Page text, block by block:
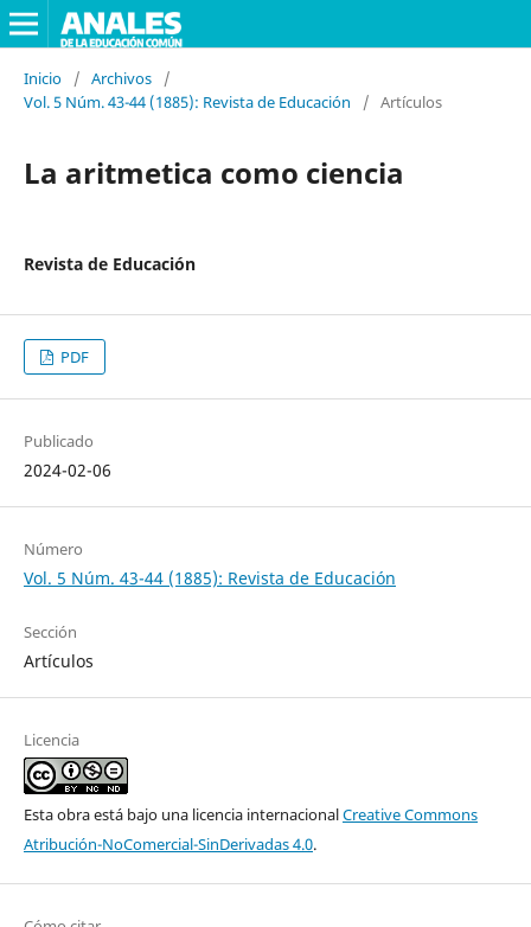
Inicio / Archivos
/
Vol. 5 Núm. 43-44 (1885): Revista de Educación
/ Artículos
La aritmetica como ciencia
Revista de Educación
PDF
Publicado
2024-02-06
Número
Vol. 5 Núm. 43-44 (1885): Revista de Educación
Sección
Artículos
Licencia
Esta obra está bajo una licencia internacionalCreative Commons
Atribución-NoComercial-SinDerivadas 4.0.